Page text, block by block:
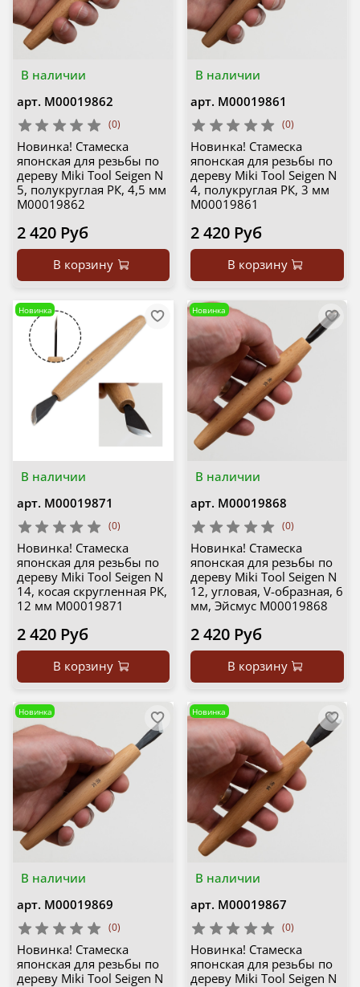
В наличии
арт. М00019862
(0)
Новинка! Стамеска
японская для резьбы по
дереву Miki Tool Seigen N
5, полукруглая РК, 4,5 мм
М00019862
2 420 Руб
В корзину
В наличии
арт. М00019861
(0)
Новинка! Стамеска
японская для резьбы по
дереву Miki Tool Seigen N
4, полукруглая РК, 3 мм
М00019861
2 420 Руб
В корзину
В наличии
Новинка
арт. М00019871
(0)
Новинка! Стамеска
японская для резьбы по
дереву Miki Tool Seigen N
14, косая скругленная РК,
12 мм М00019871
2 420 Руб
В корзину
В наличии
Новинка
арт. М00019868
(0)
Новинка! Стамеска
японская для резьбы по
дереву Miki Tool Seigen N
12, угловая, V-образная, 6
мм, Эйсмус М00019868
2 420 Руб
В корзину
В наличии
Новинка
арт. М00019869
(0)
Новинка! Стамеска
японская для резьбы по
дереву Miki Tool Seigen N
В наличии
Новинка
арт. М00019867
(0)
Новинка! Стамеска
японская для резьбы по
дереву Miki Tool Seigen N